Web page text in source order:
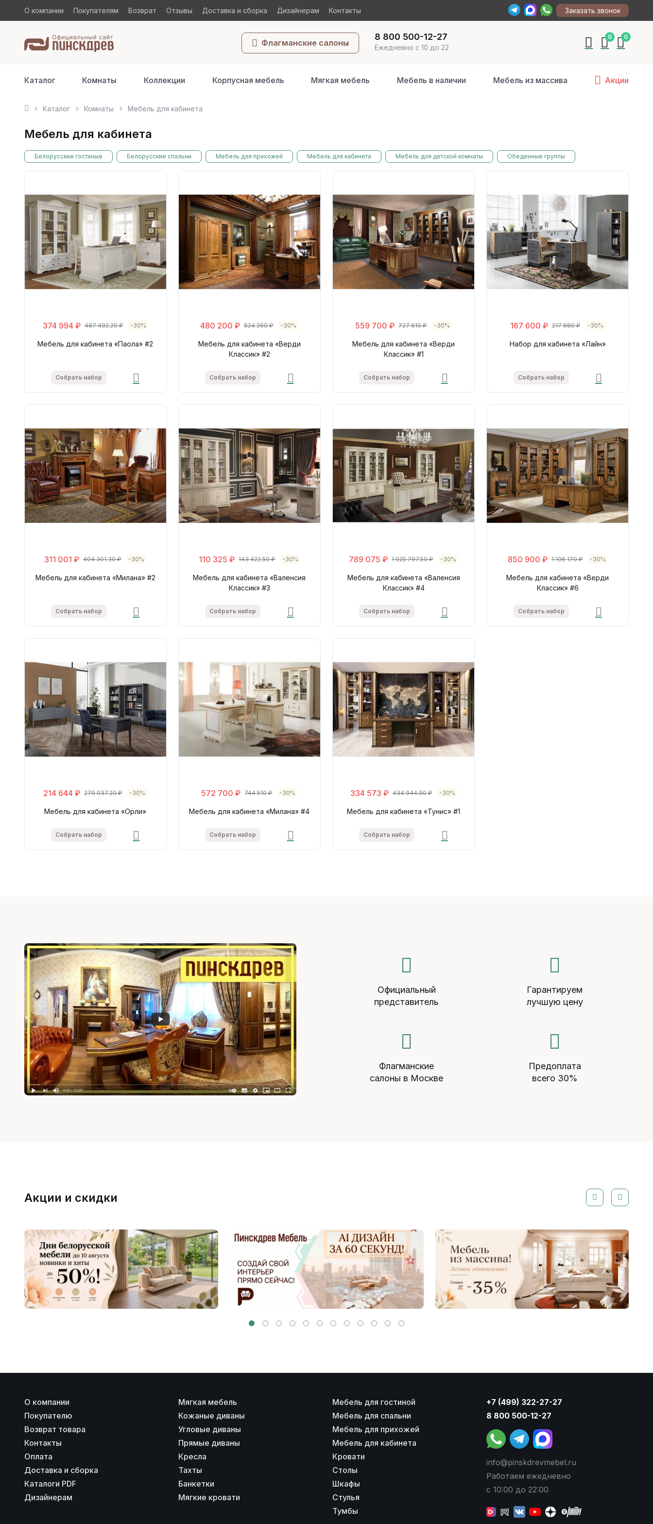
О компании Покупателям Возврат Отзывы Доставка и сборка Дизайнерам Контакты Заказать звонок
Флагманские салоны
8 800 500-12-27
Ежедневно с 10 до 22
0 0
Каталог Комнаты Коллекции Корпусная мебель Мягкая мебель Мебель в наличии Мебель из массива Акции
Каталог Комнаты Мебель для кабинета
Мебель для кабинета
Белорусские гостиные Белорусские спальни Мебель для прихожей Мебель для кабинета Мебель для детской комнаты Обеденные группы
374 994 ₽ 487 492.20 ₽ -30%
Мебель для кабинета «Паола» #2
Собрать набор
480 200 ₽ 624 260 ₽ -30%
Мебель для кабинета «Верди
Классик» #2
Собрать набор
559 700 ₽ 727 610 ₽ -30%
Мебель для кабинета «Верди
Классик» #1
Собрать набор
167 600 ₽ 217 880 ₽ -30%
Набор для кабинета «Лайн»
Собрать набор
311 001 ₽ 404 301.30 ₽ -30%
Мебель для кабинета «Милана» #2
Собрать набор
110 325 ₽ 143 422.50 ₽ -30%
Мебель для кабинета «Валенсия
Классик» #3
Собрать набор
789 075 ₽ 1 025 797.50 ₽ -30%
Мебель для кабинета «Валенсия
Классик» #4
Собрать набор
850 900 ₽ 1 106 170 ₽ -30%
Мебель для кабинета «Верди
Классик» #6
Собрать набор
214 644 ₽ 279 037.20 ₽ -30%
Мебель для кабинета «Орли»
Собрать набор
572 700 ₽ 744 510 ₽ -30%
Мебель для кабинета «Милана» #4
Собрать набор
334 573 ₽ 434 944.90 ₽ -30%
Мебель для кабинета «Тунис» #1
Собрать набор
Официальный
представитель
Гарантируем
лучшую цену
Флагманские
салоны в Москве
Предоплата
всего 30%
Акции и скидки
О компании
Покупателю
Возврат товара
Контакты
Оплата
Доставка и сборка
Каталоги PDF
Дизайнерам
Мягкая мебель
Кожаные диваны
Угловые диваны
Прямые диваны
Кресла
Тахты
Банкетки
Мягкие кровати
Мебель для гостиной
Мебель для спальни
Мебель для прихожей
Мебель для кабинета
Кровати
Столы
Шкафы
Стулья
Тумбы
+7 (499) 322-27-27
8 800 500-12-27
info@pinskdrevmebel.ru
Работаем ежедневно
с 10:00 до 22:00